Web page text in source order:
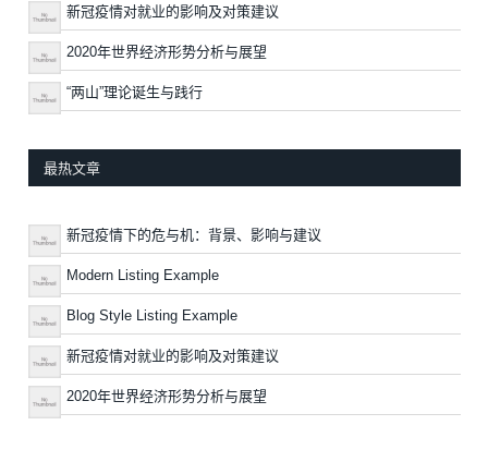
新冠疫情对就业的影响及对策建议
2020年世界经济形势分析与展望
“两山”理论诞生与践行
最热文章
新冠疫情下的危与机：背景、影响与建议
Modern Listing Example
Blog Style Listing Example
新冠疫情对就业的影响及对策建议
2020年世界经济形势分析与展望